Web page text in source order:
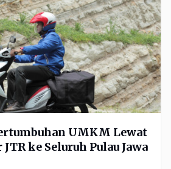
UMKM Lewat
ke Seluruh Pulau Jawa